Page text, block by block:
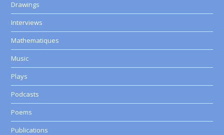
Drawings
Interviews
Mathematiques
Music
Plays
Podcasts
Poems
Publications